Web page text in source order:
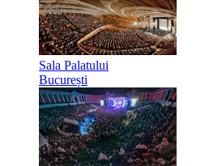
Sala Palatului
București